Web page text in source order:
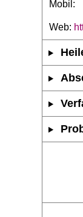
Mobil:
Web: